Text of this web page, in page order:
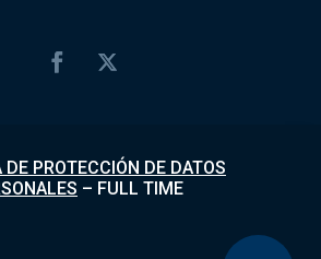
DE PROTECCIÓN DE DATOS
– FULL TIME